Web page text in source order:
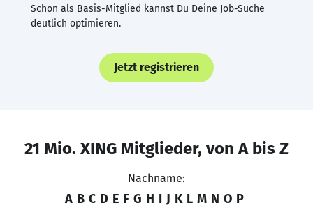
Schon als Basis-Mitglied kannst Du Deine Job-Suche
deutlich optimieren.
Jetzt registrieren
21 Mio. XING Mitglieder, von A bis Z
Nachname:
A B C D E F G H I J K L M N O P